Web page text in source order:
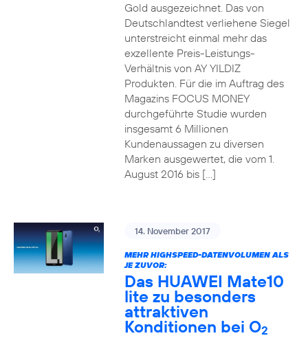
Gold ausgezeichnet. Das von
Deutschlandtest verliehene Siegel
unterstreicht einmal mehr das
exzellente Preis-Leistungs-
Verhältnis von AY YILDIZ
Produkten. Für die im Auftrag des
Magazins FOCUS MONEY
durchgeführte Studie wurden
insgesamt 6 Millionen
Kundenaussagen zu diversen
Marken ausgewertet, die vom 1.
August 2016 bis […]
14. November 2017
MEHR HIGHSPEED-DATENVOLUMEN ALS
JE ZUVOR:
Das HUAWEI Mate10
lite zu besonders
attraktiven
Konditionen bei O2